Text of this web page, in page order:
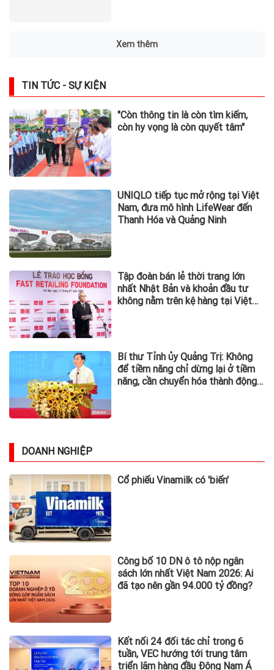
Xem thêm
TIN TỨC - SỰ KIỆN
"Còn thông tin là còn tìm kiếm,
còn hy vọng là còn quyết tâm"
UNIQLO tiếp tục mở rộng tại Việt
Nam, đưa mô hình LifeWear đến
Thanh Hóa và Quảng Ninh
Tập đoàn bán lẻ thời trang lớn
nhất Nhật Bản và khoản đầu tư
không nằm trên kệ hàng tại Việt
Bí thư Tỉnh ủy Quảng Trị: Không
để tiềm năng chỉ dừng lại ở tiềm
năng, cần chuyển hóa thành động
DOANH NGHIỆP
Cổ phiếu Vinamilk có 'biến'
Công bố 10 DN ô tô nộp ngân
sách lớn nhất Việt Nam 2026: Ai
đã tạo nên gần 94.000 tỷ đồng?
Kết nối 24 đối tác chỉ trong 6
tuần, VEC hướng tới trung tâm
triển lãm hàng đầu Đông Nam Á